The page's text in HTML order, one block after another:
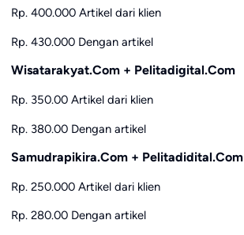
Rp. 400.000 Artikel dari klien
Rp. 430.000 Dengan artikel
Wisatarakyat.Com + Pelitadigital.Com
Rp. 350.00 Artikel dari klien
Rp. 380.00 Dengan artikel
Samudrapikira.Com + Pelitadidital.Com
Rp. 250.000 Artikel dari klien
Rp. 280.00 Dengan artikel